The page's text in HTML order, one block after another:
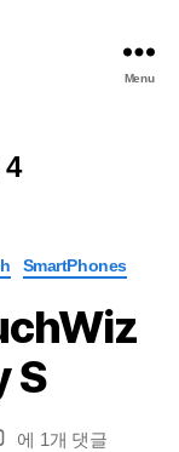
Menu
4
SmartPhones
S
[Hands-
에 1개 댓글